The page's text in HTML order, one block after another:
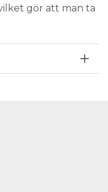
gör att man ta
Ø 12